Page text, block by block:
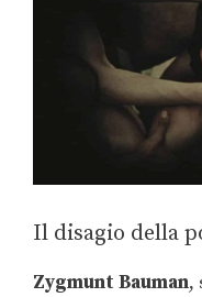
Il disagio della
Zygmunt Bauman,